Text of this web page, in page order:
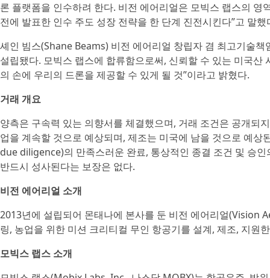
론 플랫폼을 인수하려 한다. 비전 에어리얼은 모빅스 랩스의
전에 발표한 인수 주도 성장 전략을 한 단계 진전시킨다”고 말했
셰인 빔스(Shane Beams) 비전 에어리얼 창립자 겸 최고기술
설립됐다. 모빅스 랩스에 합류함으로써, 신뢰할 수 있는 미국
의 손에 우리의 드론을 제공할 수 있게 될 것”이라고 밝혔다.
거래 개요
양측은 구속력 있는 의향서를 체결했으며, 거래 조건은 공개되
업을 계속할 것으로 예상되며, 제조는 미국에 남을 것으로 예
due diligence)의 만족스러운 완료, 통상적인 종결 조건 및 승
반드시 성사된다는 보장은 없다.
비전 에어리얼 소개
2013년에 설립되어 몬태나에 본사를 둔 비전 에어리얼(Vision
링, 농업을 위한 미션 크리티컬 무인 항공기를 설계, 제조, 지원
모빅스 랩스 소개